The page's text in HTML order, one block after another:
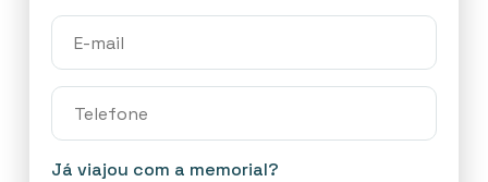
Já viajou com a memorial?